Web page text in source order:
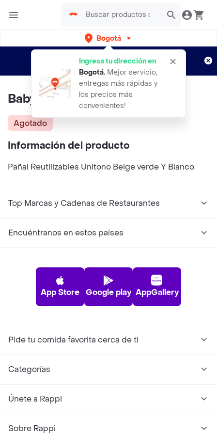
Bogotá
Ingresa tu dirección en
Bogotá. Mejor servicio,
entregas más rápidas y
los precios más
convenientes!
envíos gratis por semanas
Aplican TyC
Baby Moon Panales
Agotado
Información del producto
Pañal Reutilizables Unitono Beige verde Y Blanco
Top Marcas y Cadenas de Restaurantes
Encuéntranos en estos países
App Store Google play AppGallery
Pide tu comida favorita cerca de ti
Categorías
Únete a Rappi
Sobre Rappi